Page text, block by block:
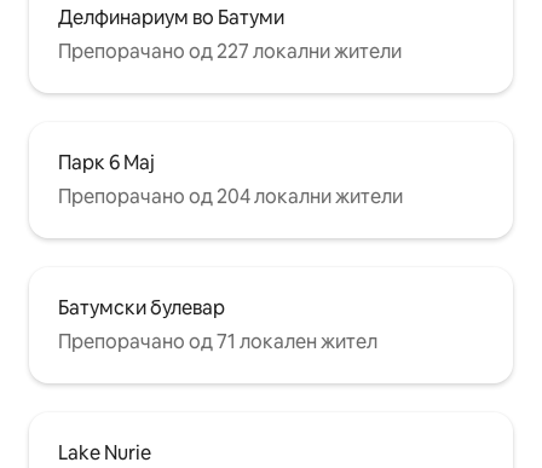
Делфинариум во Батуми
Препорачано од 227 локални жители
Парк 6 Мај
Препорачано од 204 локални жители
Батумски булевар
Препорачано од 71 локален жител
Lake Nurie